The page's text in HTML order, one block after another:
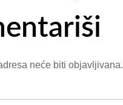
neće biti objavljivana.